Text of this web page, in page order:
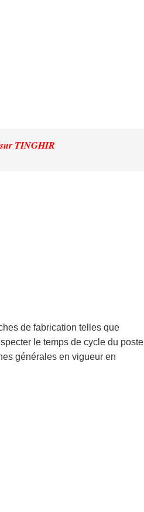
sur TINGHIR
de fabrication telles que
le temps de cycle du poste
générales en vigueur en